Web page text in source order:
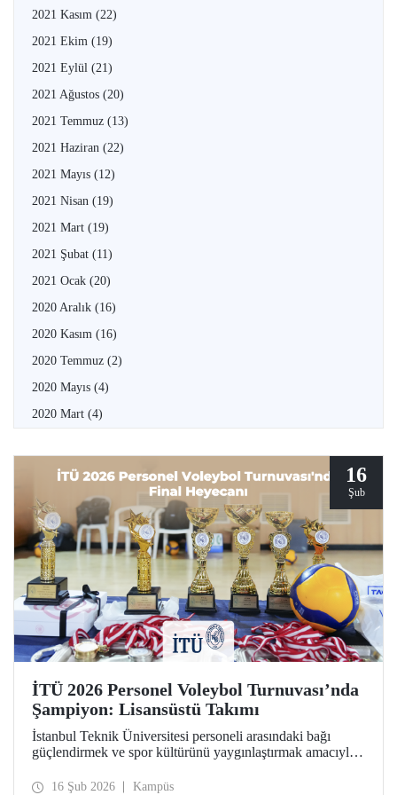
2021 Kasım (22)
2021 Ekim (19)
2021 Eylül (21)
2021 Ağustos (20)
2021 Temmuz (13)
2021 Haziran (22)
2021 Mayıs (12)
2021 Nisan (19)
2021 Mart (19)
2021 Şubat (11)
2021 Ocak (20)
2020 Aralık (16)
2020 Kasım (16)
2020 Temmuz (2)
2020 Mayıs (4)
2020 Mart (4)
16
Şub
İTÜ 2026 Personel Voleybol Turnuvası’nda
Şampiyon: Lisansüstü Takımı
İstanbul Teknik Üniversitesi personeli arasındaki bağı
güçlendirmek ve spor kültürünü yaygınlaştırmak amacıyla
heyecan dolu bir finalle sona erdi.
16 Şub 2026 Kampüs